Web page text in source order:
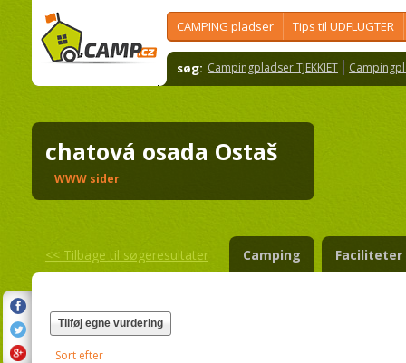
CAMPING pladser Tips til UDFLUGTER
søg: Campingpladser TJEKKIET
chatová osada Ostaš
WWW sider
<< Tilbage til søgeresultater Camping Faciliteter
Tilføj egne vurdering
Sort efter